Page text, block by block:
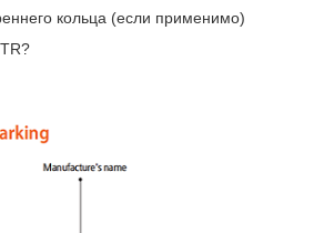
кольца (если применимо)